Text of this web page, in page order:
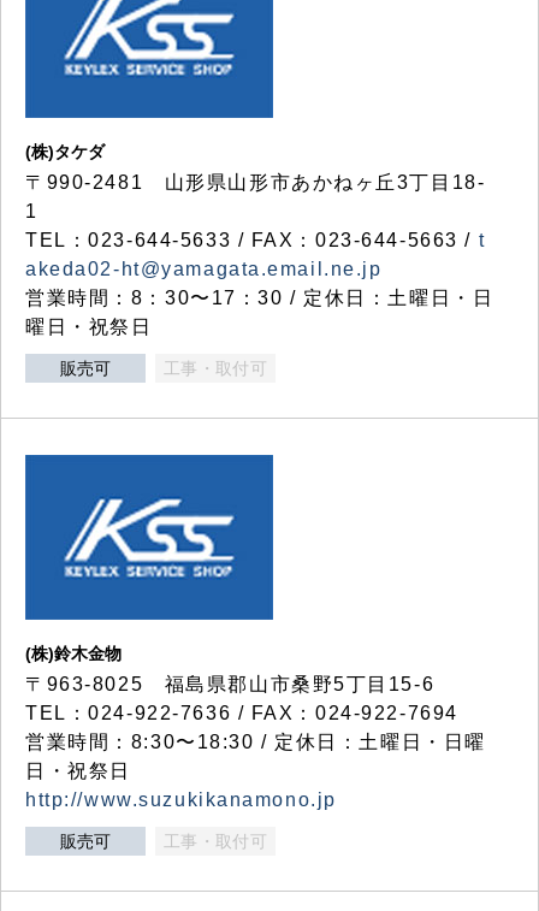
(株)タケダ
〒990-2481 山形県山形市あかねヶ丘3丁目18-
1
TEL：023-644-5633 / FAX：023-644-5663 / t
akeda02-ht@yamagata.email.ne.jp
営業時間：8：30〜17：30 / 定休日：土曜日・日
曜日・祝祭日
販売可 工事・取付可
(株)鈴木金物
〒963-8025 福島県郡山市桑野5丁目15-6
TEL：024-922-7636 / FAX：024-922-7694
営業時間：8:30〜18:30 / 定休日：土曜日・日曜
日・祝祭日
http://www.suzukikanamono.jp
販売可 工事・取付可